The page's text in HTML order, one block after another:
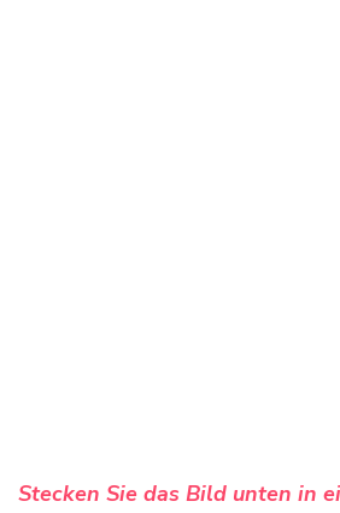
Stecken Sie das Bild unten in